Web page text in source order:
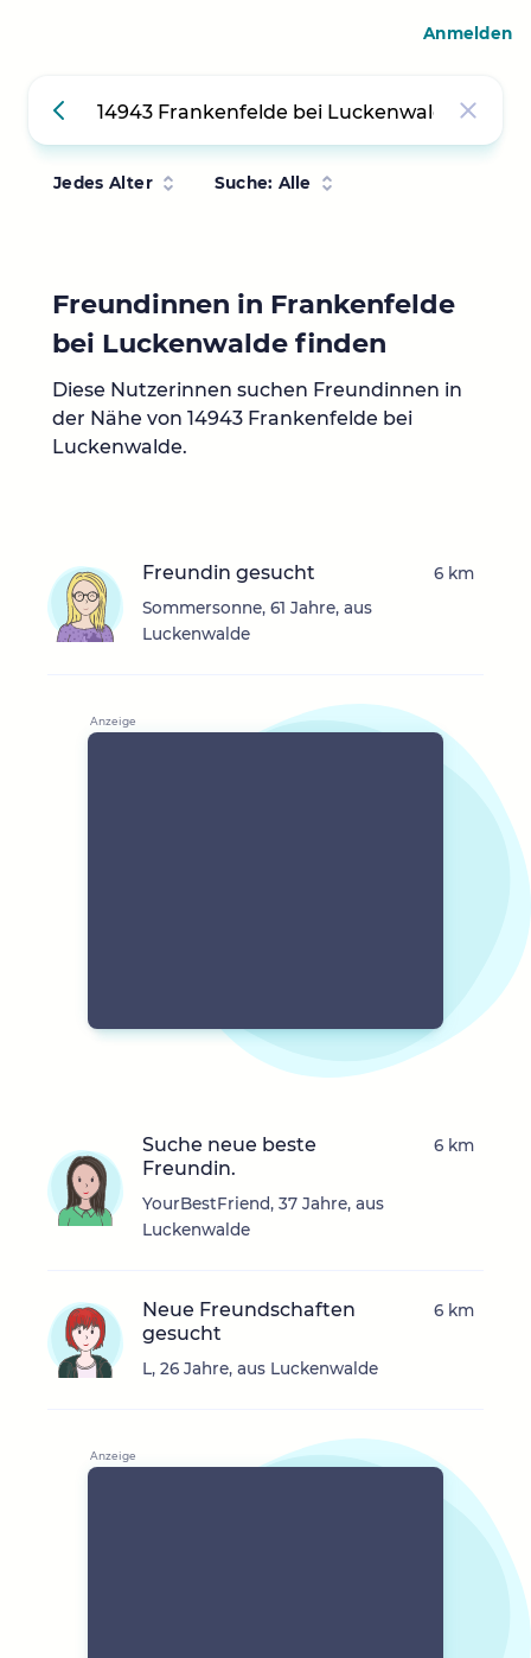
Jedes Alter Suche: Alle
Freundinnen in Frankenfelde
bei Luckenwalde finden
Diese Nutzerinnen suchen Freundinnen in
der Nähe von 14943 Frankenfelde bei
Luckenwalde.
Freundin gesucht
Sommersonne, 61 Jahre, aus
Luckenwalde
6 km
Suche neue beste
Freundin.
YourBestFriend, 37 Jahre, aus
Luckenwalde
6 km
Neue Freundschaften
gesucht
L, 26 Jahre, aus Luckenwalde
6 km
Anmelden